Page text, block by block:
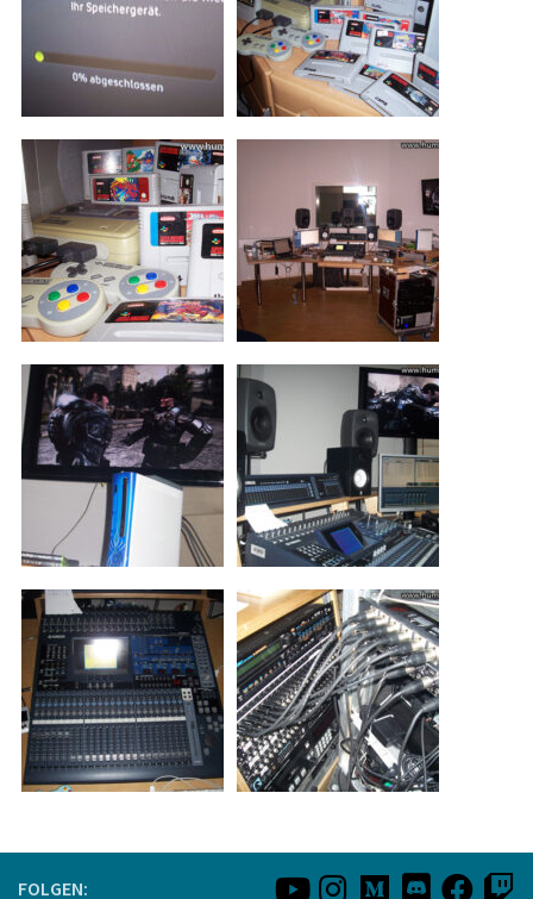
FOLGEN: